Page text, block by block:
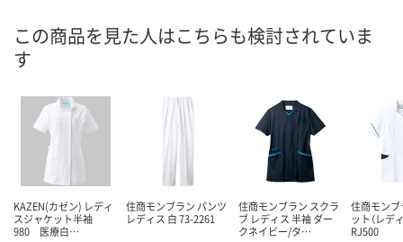
8月24日（月）
カゴへ カゴへ カ
この商品を見た人はこちらも検討されていま
す
KAZEN(カゼン) レディ
スジャケット半袖
980 医療白…
住商モンブラン パンツ
レディス 白 73-2261
住商モンブラン スクラ
ブ レディス 半袖 ダー
クネイビー/タ…
住商モン
ット（レデ
RJ500